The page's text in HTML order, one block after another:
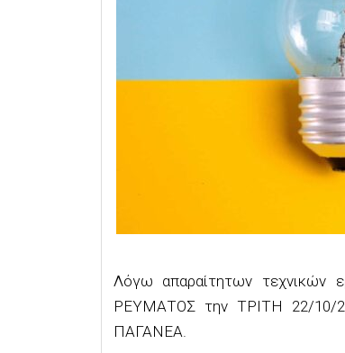
Λόγω απαραίτητων τεχνικών
ΡΕΥΜΑΤΟΣ την ΤΡΙΤΗ 22/10/
ΠΑΓΑΝΕΑ.